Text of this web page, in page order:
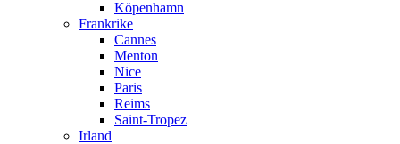
Köpenhamn
Frankrike
Cannes
Menton
Nice
Paris
Reims
Saint-Tropez
Irland